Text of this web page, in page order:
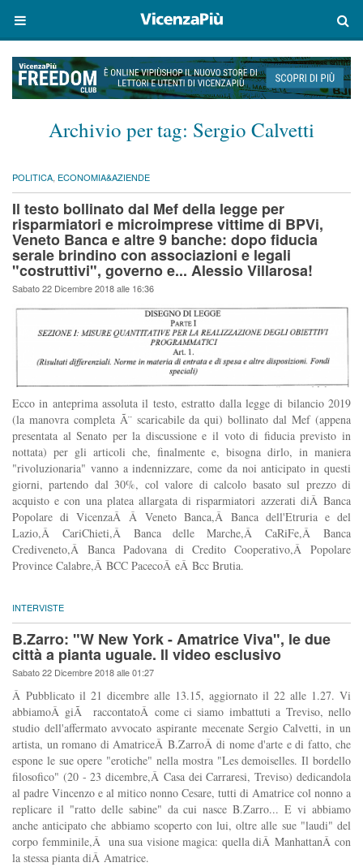
Archivio per tag: Sergio Calvetti
POLITICA, ECONOMIA&AZIENDE
Il testo bollinato dal Mef della legge per
risparmiatori e microimprese vittime di BPVi,
Veneto Banca e altre 9 banche: dopo fiducia
serale brindino con associazioni e legali
"costruttivi", governo e... Alessio Villarosa!
Sabato 22 Dicembre 2018 alle 16:36
Ecco in anteprima assoluta il testo, estratto dalla legge di bilancio 2019
(la manovra completa Ã¨ scaricabile da qui) bollinato dal Mef (appena
presentata al Senato per la discussione e il voto di fiducia previsto in
nottata) per gli articoli che, finalmente e, bisogna dirlo, in maniera
"rivoluzionaria" vanno a indennizzare, come da noi anticipato in questi
giorni, partendo dal 30%, col valore di calcolo basato sul prezzo di
acquisto e con una platea allargata di risparmiatori azzerati diÂ Banca
Popolare di VicenzaÂ Â Veneto Banca,Â Banca dell'Etruria e del
Lazio,Â CariChieti,Â Banca delle Marche,Â CaRiFe,Â Banca
Crediveneto,Â Banca Padovana di Credito Cooperativo,Â Popolare
Province Calabre,Â BCC PacecoÂ eÂ Bcc Brutia.
INTERVISTE
B.Zarro: "W New York - Amatrice Viva", le due
città a pianta uguale. Il video esclusivo
Sabato 22 Dicembre 2018 alle 01:27
Â Pubblicato il 21 dicembre alle 13.15, aggiornato il 22 alle 1.27. Vi
abbiamoÂ giÃ raccontatoÂ come ci siamo imbattuti a Treviso, nello
studio dell'affermato avvocato aspirante mecenate Sergio Calvetti, in un
artista, un romano di AmatriceÂ B.ZarroÂ di nome d'arte e di fatto, che
espone le sue opere "erotiche" nella mostra "Les demoiselles. Il bordello
filosofico" (20 - 23 dicembre,Â Casa dei Carraresi, Treviso) dedicandola
al padre Vincenzo e al mitico nonno Cesare, tutti di Amatrice col nonno a
replicare il "ratto delle sabine" da cui nasce B.Zarro... E vi abbiamo
anche anticipato che abbiamo scoperto con lui, oltre alle sue "laudi" del
corpo femminile,Â una sua visione magica: quella diÂ ManhattanÂ con
la stessa pianta diÂ Amatrice.